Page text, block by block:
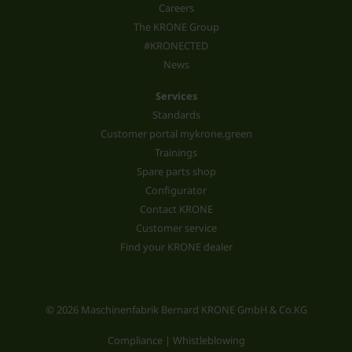
Careers
The KRONE Group
#KRONECTED
News
Services
Standards
Customer portal mykrone.green
Trainings
Spare parts shop
Configurator
Contact KRONE
Customer service
Find your KRONE dealer
© 2026 Maschinenfabrik Bernard KRONE GmbH & Co.KG
Compliance | Whistleblowing